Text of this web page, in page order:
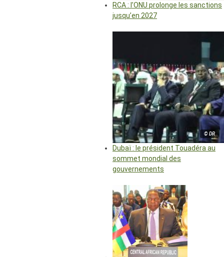
RCA : l’ONU prolonge les sanctions
jusqu’en 2027
© DR
Dubaï : le président Touadéra au
sommet mondial des
gouvernements